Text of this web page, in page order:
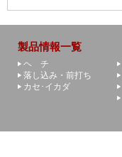
製品情報一覧
ヘ チ
落し込み・前打ち
カセ･イカダ